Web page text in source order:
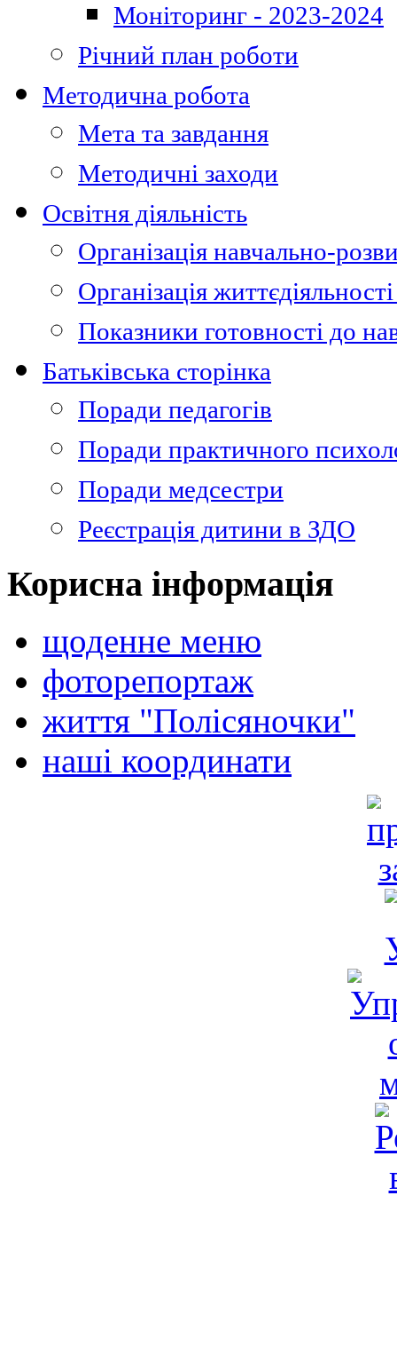
Моніторинг - 2023-2024
Річний план роботи
Методична робота
Мета та завдання
Методичні заходи
Освітня діяльність
Організація навчально-
Організація
Показники готовності до
Батьківська сторінка
Поради педагогів
Поради практичного
Поради медсестри
Реєстрація дитини в ЗДО
Корисна інформація
щоденне меню
фоторепортаж
життя "Полісяночки"
наші координати